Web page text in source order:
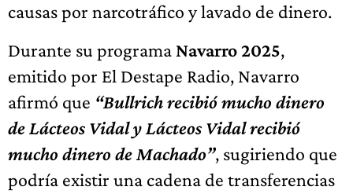
causas por narcotráfico y lavado de dinero.
Durante su programa Navarro 2025,
emitido por El Destape Radio, Navarro
afirmó que “Bullrich recibió mucho dinero
de Lácteos Vidal y Lácteos Vidal recibió
mucho dinero de Machado”, sugiriendo que
podría existir una cadena de transferencias